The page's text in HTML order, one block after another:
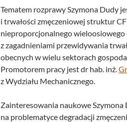
Tematem rozprawy Szymona Dudy
i trwałości zmęczeniowej struktur
nieproporcjonalnego wieloosiowego
z zagadnieniami przewidywania
obecnych w wielu sektorach
Promotorem pracy jest dr hab. inż.
z Wydziału Mechanicznego.
Zainteresowania naukowe
na problematyce degradacji